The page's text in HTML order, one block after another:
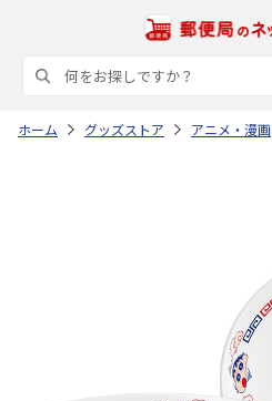
ホーム グッズストア アニメ・漫画